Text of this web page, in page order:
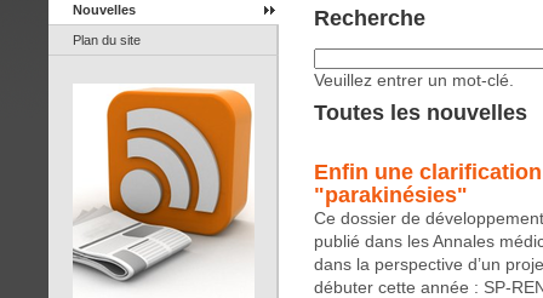
Nouvelles
Plan du site
Recherche
Veuillez entrer un mot-clé.
Toutes les nouvelles
Enfin une
"parakinésies"
Ce dossier de
publié dans les Annales
dans la perspective d’un
débuter cette année : SP-